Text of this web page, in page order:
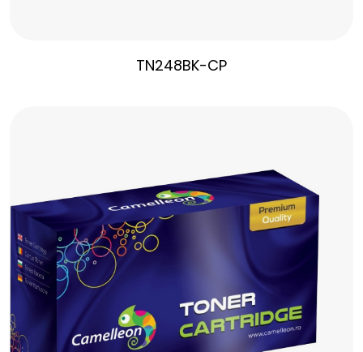
TN248BK-CP